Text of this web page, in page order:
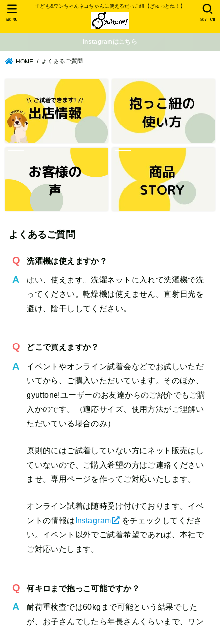
子ども&ワンちゃんネコちゃんに使えるだっこ紐【ぎゅっとね！】
SEARCH
MENU
Instagramはこちら
HOME よくあるご質問
よくあるご質問
洗濯機は使えますか？
はい、使えます。洗濯ネットに入れて洗濯機で洗
ってください。乾燥機は使えません。直射日光を
避け、陰干ししてください。
どこで買えますか？
イベントやオンライン試着会などでお試しいただ
いてから、ご購入いただいています。そのほか、
gyuttone!ユーザーのお友達からのご紹介でもご購
入かのです。（適応サイズ、使用方法がご理解い
ただいている場合のみ）
原則的にはご試着していない方にネット販売はし
ていないので、ご購入希望の方はご連絡ください
ませ。専用ページを作ってご対応いたします。
オンライン試着は随時受け付けております。イベ
ントの情報は Instagram
をチェックしてくださ
い。イベント以外でご試着希望であれば、本社で
ご対応いたします。
何キロまで抱っこ可能ですか？
耐荷重検査では60kgまで可能という結果でした
が、お子さんでしたら年長さんくらいまで、ワン